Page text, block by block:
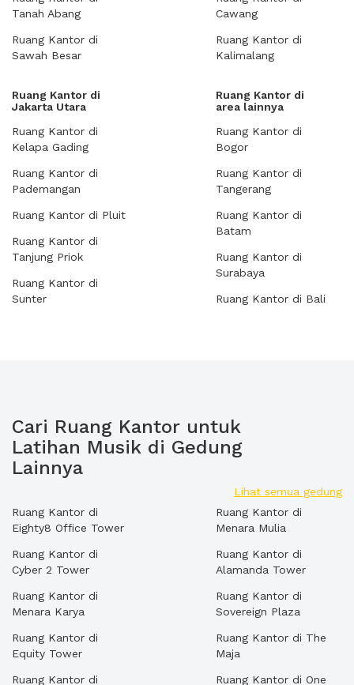
Tanah Abang
Ruang Kantor di
Sawah Besar
Cawang
Ruang Kantor di
Kalimalang
Ruang Kantor di
Jakarta Utara
Ruang Kantor di
Kelapa Gading
Ruang Kantor di
Pademangan
Ruang Kantor di Pluit
Ruang Kantor di
Tanjung Priok
Ruang Kantor di
Sunter
Ruang Kantor di
area lainnya
Ruang Kantor di
Bogor
Ruang Kantor di
Tangerang
Ruang Kantor di
Batam
Ruang Kantor di
Surabaya
Ruang Kantor di Bali
Cari Ruang Kantor untuk
Latihan Musik di Gedung
Lainnya
Lihat semua gedung
Ruang Kantor di
Eighty8 Office Tower
Ruang Kantor di
Cyber 2 Tower
Ruang Kantor di
Menara Karya
Ruang Kantor di
Equity Tower
Ruang Kantor di
Ruang Kantor di
Menara Mulia
Ruang Kantor di
Alamanda Tower
Ruang Kantor di
Sovereign Plaza
Ruang Kantor di The
Maja
Ruang Kantor di One